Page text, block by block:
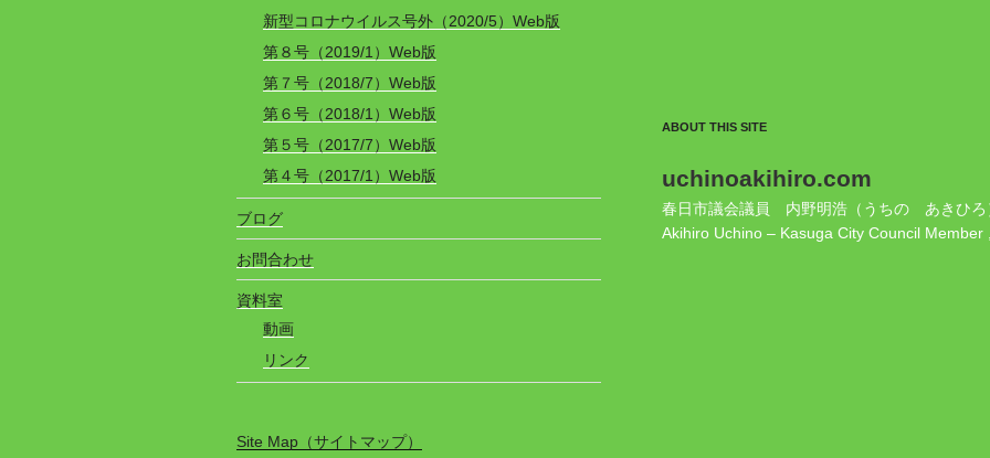
新型コロナウイルス号外（2020/5）Web版
第８号（2019/1）Web版
第７号（2018/7）Web版
第６号（2018/1）Web版
第５号（2017/7）Web版
第４号（2017/1）Web版
ブログ
お問合わせ
資料室
動画
リンク
Site Map（サイトマップ）
ABOUT THIS SITE
uchinoakihiro.com
春日市議会議員 内野明浩（うちの あきひろ
Akihiro Uchino – Kasuga City Council Member